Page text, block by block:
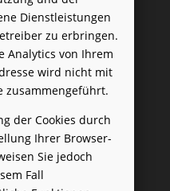
Dienstleistungen
zu erbringen.
Analytics von Ihrem
wird nicht mit
zusammengeführt.
der Cookies durch
Ihrer Browser-
Sie jedoch
Fall